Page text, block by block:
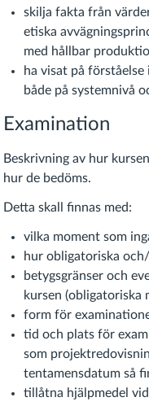
skilja fakta från
etiska
med hållbar
ha visat på
både på systemnivå
Examination
Beskrivning av hur
hur de bedöms.
Detta skall finnas med:
vilka moment som
hur obligatoriska
betygsgränser och
kursen (obligatoriska
form för
tid och plats för
som
tentamensdatum så
tillåtna hjälpmedel